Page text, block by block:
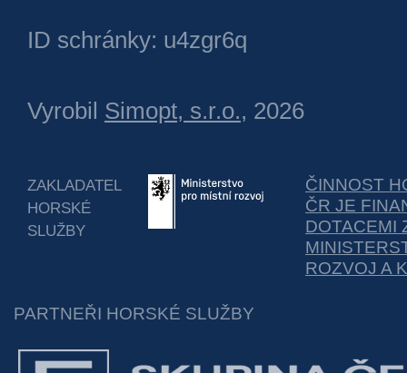
ID schránky: u4zgr6q
Vyrobil Simopt, s.r.o., 2026
ZAKLADATEL
HORSKÉ
SLUŽBY
ČINNOST
ČR JE
DOTACEMI
ROZVOJ A
PARTNEŘI HORSKÉ SLUŽBY